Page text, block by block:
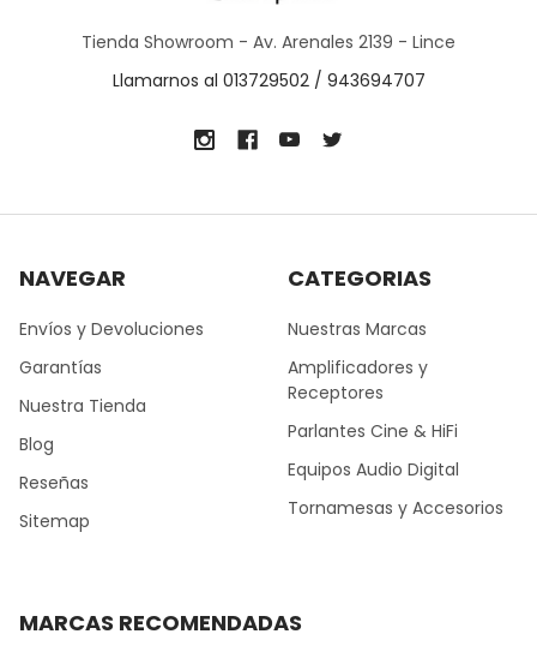
Tienda Showroom - Av. Arenales 2139 - Lince
Llamarnos al 013729502 / 943694707
NAVEGAR
Envíos y Devoluciones
Garantías
Nuestra Tienda
Blog
Reseñas
Sitemap
CATEGORIAS
Nuestras Marcas
Amplificadores y
Receptores
Parlantes Cine & HiFi
Equipos Audio Digital
Tornamesas y Accesorios
MARCAS RECOMENDADAS